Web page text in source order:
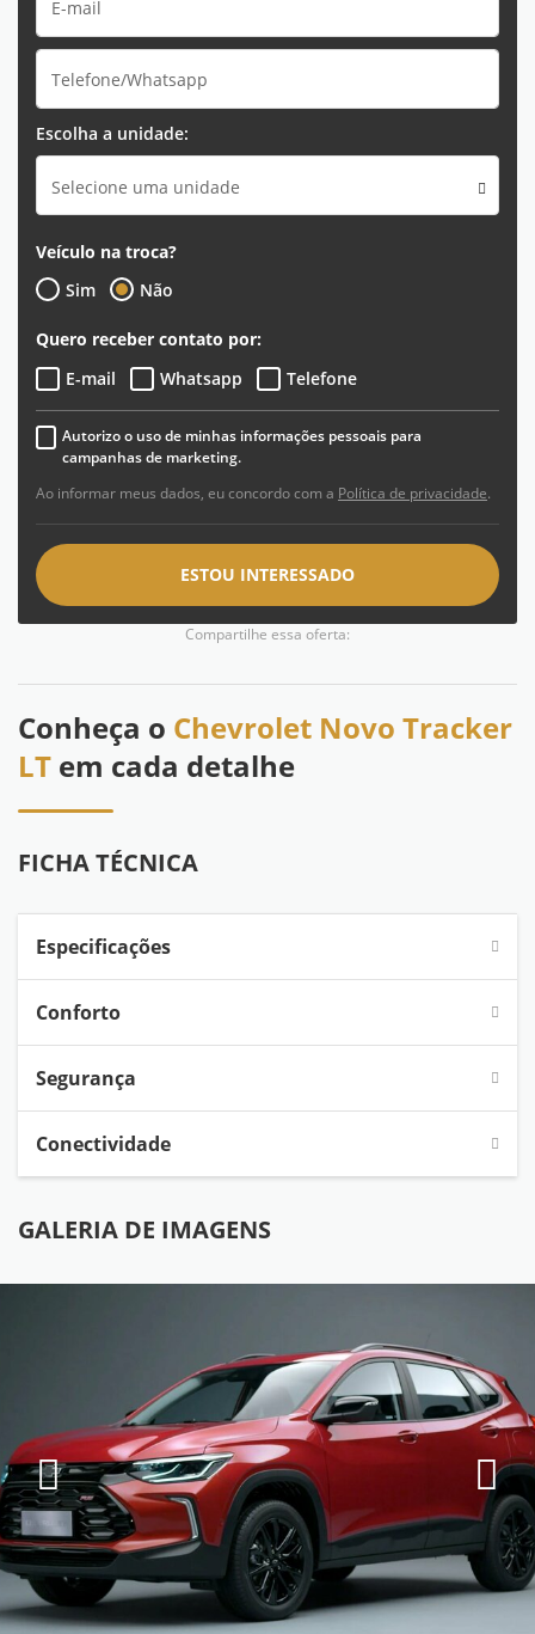
Escolha a unidade:
Selecione uma unidade
Veículo na troca?
Sim
Não
Quero receber contato por:
E-mail
Whatsapp Telefone
Autorizo o uso de minhas informações pessoais para
campanhas de marketing.
Ao informar meus dados, eu concordo com a Política de privacidade.
ESTOU INTERESSADO
Compartilhe essa oferta:
Conheça o Chevrolet Novo Tracker
LT em cada detalhe
FICHA TÉCNICA
Especificações
Conforto
Segurança
Conectividade
GALERIA DE IMAGENS